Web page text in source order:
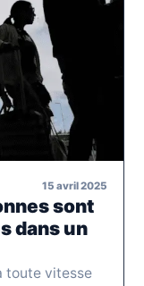
15 avril 2025
sont
dans un
toute vitesse